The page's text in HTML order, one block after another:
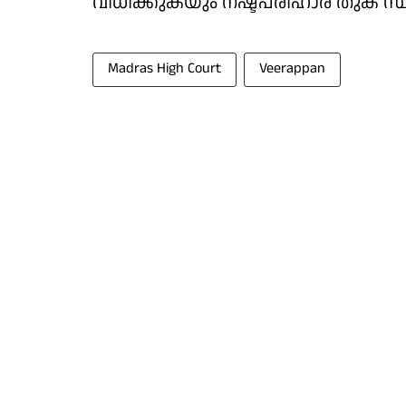
Madras High Court Veerappan